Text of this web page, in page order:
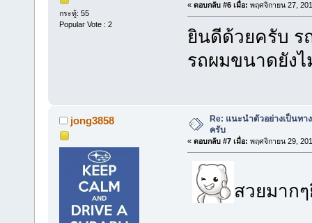
กระทู้: 55
Popular Vote : 2
« ตอบกลับ #6 เมื่อ: พฤศจิกายน 27,
ยินดีด้วยครับ ร
รถผมขนาดยัง
jong3858
Re: แนะนำตัวอย่างเป็นท
ครับ
« ตอบกลับ #7 เมื่อ: พฤศจิกายน 29,
สวยมาก